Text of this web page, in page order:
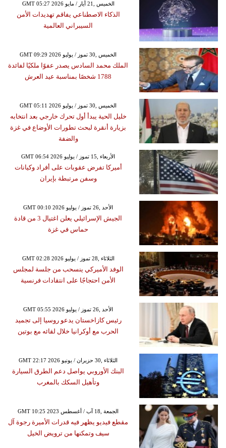
GMT 05:27 2026 الخميس ,21 أيار / مايو
الذكاء الاصطناعي يفاقم تهديدات الأمن
السيبراني العالمية
GMT 09:29 2026 الخميس ,30 تموز / يوليو
الملك محمد السادس يصدر عفوًا ملكيًا لفائدة
1788 شخصًا بمناسبة عيد العرش
GMT 05:11 2026 الخميس ,30 تموز / يوليو
خليل الحية يبدأ أول تحرك خارجي بعد انتخابه
بزيارة أنقرة لبحث تطورات الأوضاع في غزة
والضفة
GMT 06:54 2026 الأربعاء ,15 تموز / يوليو
أميركا تفرض عقوبات على أفراد وكيانات
وسفن مرتبطة بإيران
GMT 00:10 2026 الأحد ,26 تموز / يوليو
الجيش الإسرائيلي يعلن اغتيال 3 من قادة
حماس في غزة
GMT 02:28 2026 الثلاثاء ,28 تموز / يوليو
الوفد الأميركي ينسحب من جلسة لمجلس
الأمن احتجاجًا على انتقادات فرنسية
GMT 05:55 2026 الأحد ,26 تموز / يوليو
رئيس كازاخستان يدعو روسيا إلى تجميد
الحرب مع أوكرانيا خلال لقائه مع بوتين
GMT 22:17 2026 الثلاثاء ,30 حزيران / يونيو
البنك الأوروبي يواصل دعم الطرق السيارة
وتأهيل السكك بالمغرب
GMT 10:25 2023 الجمعة ,18 آب / أغسطس
مقطع فيديو يظهر فيه قدرات الأميرة رجوة آل
سيف وتمكنها من ترويض الخيل